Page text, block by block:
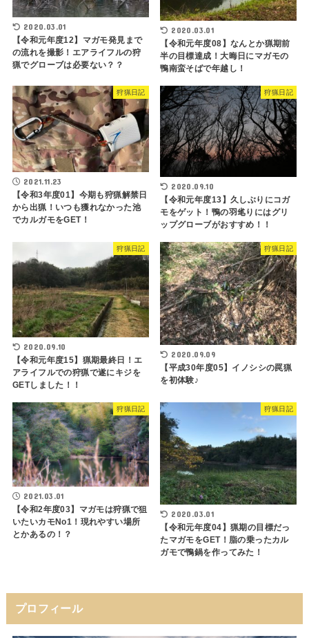
2020.03.01
【令和元年度12】マガモ発見まで
の流れを撮影！エアライフルの狩
猟でグローブは必要ない？？
2020.03.01
【令和元年度08】なんとか猟期前
半の目標達成！大晦日にマガモの
鴨南蛮そばで年越し！
狩猟日記
2021.11.23
【令和3年度01】今期も狩猟解禁日
から出猟！いつも獲れなかった池
でカルガモをGET！
狩猟日記
2020.09.10
【令和元年度13】久しぶりにコガ
モをゲット！鴨の羽毟りにはグリ
ップグローブがおすすめ！！
狩猟日記
2020.09.10
【令和元年度15】猟期最終日！エ
アライフルでの狩猟で遂にキジを
GETしました！！
狩猟日記
2020.09.09
【平成30年度05】イノシシの罠猟
を初体験♪
狩猟日記
2021.03.01
【令和2年度03】マガモは狩猟で狙
いたいカモNo1！現れやすい場所
とかあるの！？
狩猟日記
2020.03.01
【令和元年度04】猟期の目標だっ
たマガモをGET！脂の乗ったカル
ガモで鴨鍋を作ってみた！
プロフィール